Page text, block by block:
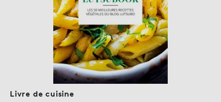
Livre de cuisine